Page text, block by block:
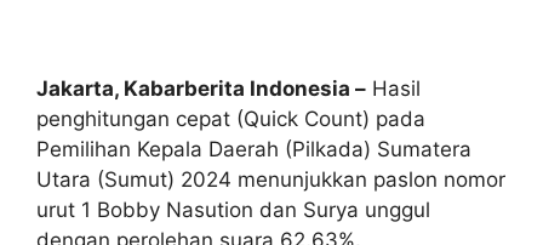
Jakarta, Kabarberita Indonesia – Hasil
penghitungan cepat (Quick Count) pada
Pemilihan Kepala Daerah (Pilkada) Sumatera
Utara (Sumut) 2024 menunjukkan paslon nomor
urut 1 Bobby Nasution dan Surya unggul